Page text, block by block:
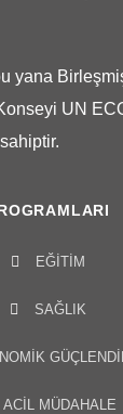
yana
UN
EĞITIM
SAĞLIK
ACIL MÜDAHALE